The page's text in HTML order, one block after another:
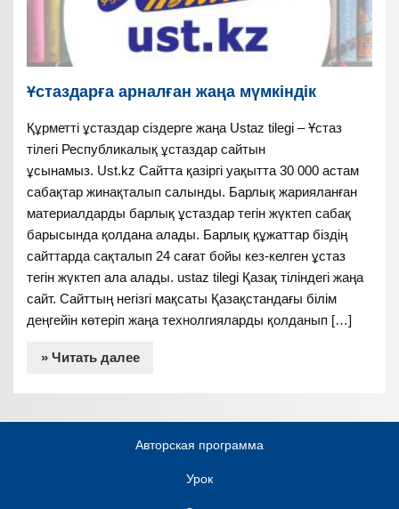
Ұстаздарға арналған жаңа мүмкіндік
Құрметті ұстаздар сіздерге жаңа Ustaz tilegi – Ұстаз
тілегі Республикалық ұстаздар сайтын
ұсынамыз. Ust.kz Сайтта қазіргі уақытта 30 000 астам
сабақтар жинақталып салынды. Барлық жарияланған
материалдарды барлық ұстаздар тегін жүктеп сабақ
барысында қолдана алады. Барлық құжаттар біздің
сайттарда сақталып 24 сағат бойы кез-келген ұстаз
тегін жүктеп ала алады. ustaz tilegi Қазақ тіліндегі жаңа
сайт. Сайттың негізгі мақсаты Қазақстандағы білім
деңгейін көтеріп жаңа технолгияларды қолданып […]
» Читать далее
Авторская программа
Урок